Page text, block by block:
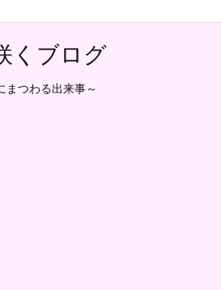
くブログ
まつわる出来事～